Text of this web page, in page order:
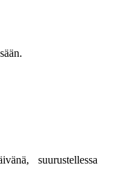
suurustellessa